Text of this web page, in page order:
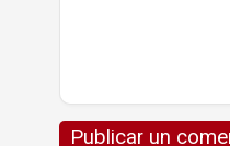
Publicar un